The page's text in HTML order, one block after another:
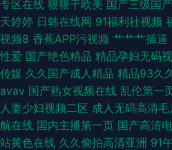
区在线 婷婷五月花成人 日韩人妻精品免
www亚洲aV 国产精品自拍官网 日本成
版 在线免费日韩成人视频 九九肏屄 av
色在线 在线看A片 国产精品免费看久久
专区在线 狠狠干欧美 国产三级国产
天婷婷 日韩在线网 91福利社视频
视频8 香蕉APP污视频 艹艹艹插逼
性爱 国产绝色精品 精品孕妇无码
传媒 久久国产成人精品 精品93久
avav 国产熟女视频在线 乱伦第一
人妻少妇视频二区 成人无码高清毛
航在线 国内主播第一页 国产高清
站黄色在线 久久偷拍高清亚洲 91